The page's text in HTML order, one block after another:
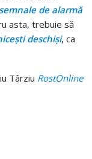
de alarmă
asta, trebuie să
deschişi, ca
Târziu RostOnline